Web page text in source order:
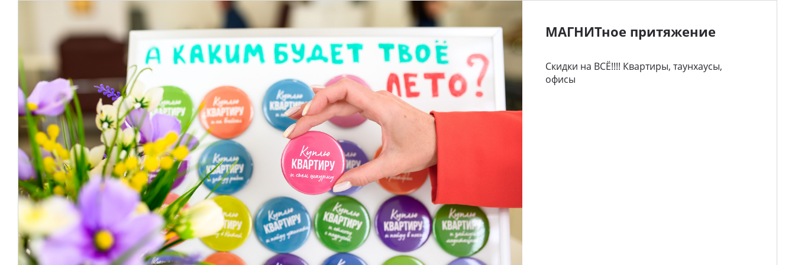
МАГНИТное притяжение
Скидки на ВСЁ!!!! Квартиры, таунхаусы,
офисы